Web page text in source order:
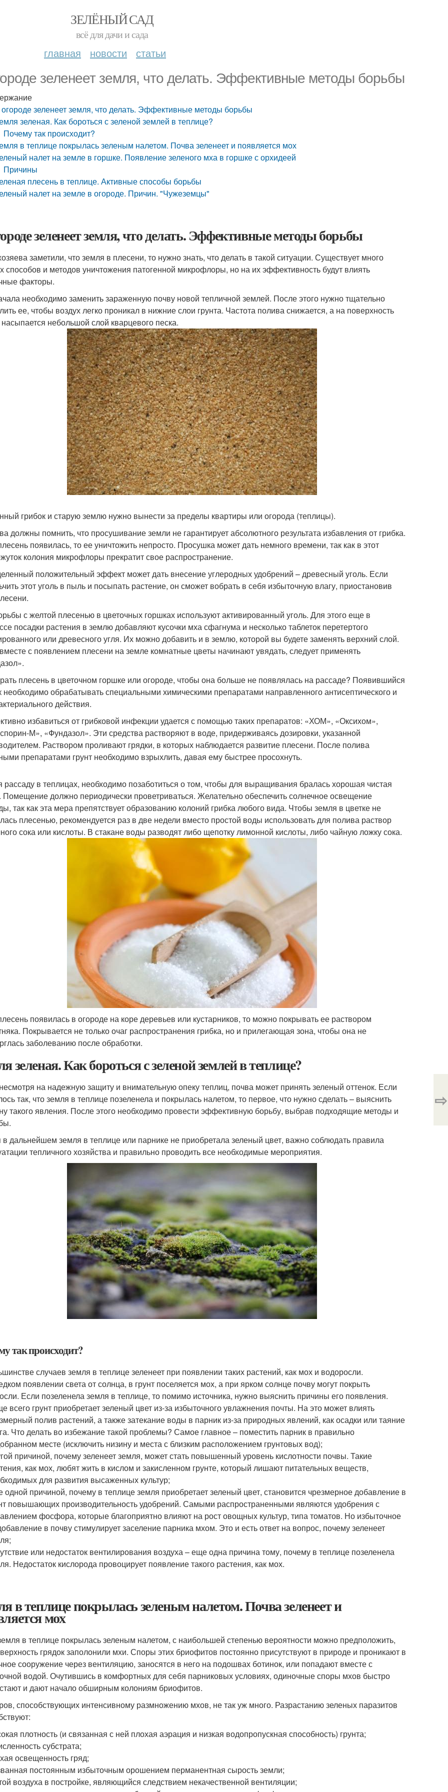
ЗЕЛЁНЫЙ САД
всё для дачи и сада
главная новости статьи
зеленеет земля, что делать. Эффективные методы борьбы
зеленеет земля, что делать. Эффективные методы борьбы
зеленая. Как бороться с зеленой землей в теплице?
Почему так происходит?
в теплице покрылась зеленым налетом. Почва зеленеет и появляется мох
налет на земле в горшке. Появление зеленого мха в горшке с орхидеей
Причины
плесень в теплице. Активные способы борьбы
налет на земле в огороде. Причин. "Чужеземцы"
зеленеет земля, что делать. Эффективные методы борьбы
заметили, что земля в плесени, то нужно знать, что делать в такой ситуации. Существует много
способов и методов уничтожения патогенной микрофлоры, но на их эффективность будут влиять
факторы.
необходимо заменить зараженную почву новой тепличной землей. После этого нужно тщательно
ее, чтобы воздух легко проникал в нижние слои грунта. Частота полива снижается, а на поверхность
небольшой слой кварцевого песка.
грибок и старую землю нужно вынести за пределы квартиры или огорода (теплицы).
должны помнить, что просушивание земли не гарантирует абсолютного результата избавления от грибка.
появилась, то ее уничтожить непросто. Просушка может дать немного времени, так как в этот
колония микрофлоры прекратит свое распространение.
положительный эффект может дать внесение углеродных удобрений – древесный уголь. Если
этот уголь в пыль и посыпать растение, он сможет вобрать в себя избыточную влагу, приостановив
с желтой плесенью в цветочных горшках используют активированный уголь. Для этого еще в
посадки растения в землю добавляют кусочки мха сфагнума и несколько таблеток перетертого
или древесного угля. Их можно добавить и в землю, которой вы будете заменять верхний слой.
с появлением плесени на земле комнатные цветы начинают увядать, следует применять
плесень в цветочном горшке или огороде, чтобы она больше не появлялась на рассаде? Появившийся
необходимо обрабатывать специальными химическими препаратами направленного антисептического и
действия.
избавиться от грибковой инфекции удается с помощью таких препаратов: «ХОМ», «Оксихом»,
М», «Фундазол». Эти средства растворяют в воде, придерживаясь дозировки, указанной
Раствором проливают грядки, в которых наблюдается развитие плесени. После полива
препаратами грунт необходимо взрыхлить, давая ему быстрее просохнуть.
рассаду в теплицах, необходимо позаботиться о том, чтобы для выращивания бралась хорошая чистая
Помещение должно периодически проветриваться. Желательно обеспечить солнечное освещение
так как эта мера препятствует образованию колоний грибка любого вида. Чтобы земля в цветке не
плесенью, рекомендуется раз в две недели вместо простой воды использовать для полива раствор
сока или кислоты. В стакане воды разводят либо щепотку лимонной кислоты, либо чайную ложку сока.
появилась в огороде на коре деревьев или кустарников, то можно покрывать ее раствором
Покрывается не только очаг распространения грибка, но и прилегающая зона, чтобы она не
заболеванию после обработки.
зеленая. Как бороться с зеленой землей в теплице?
на надежную защиту и внимательную опеку теплиц, почва может принять зеленый оттенок. Если
так, что земля в теплице позеленела и покрылась налетом, то первое, что нужно сделать – выяснить
такого явления. После этого необходимо провести эффективную борьбу, выбрав подходящие методы и
дальнейшем земля в теплице или парнике не приобретала зеленый цвет, важно соблюдать правила
тепличного хозяйства и правильно проводить все необходимые мероприятия.
так происходит?
случаев земля в теплице зеленеет при появлении таких растений, как мох и водоросли.
появлении света от солнца, в грунт поселяется мох, а при ярком солнце почву могут покрыть
Если позеленела земля в теплице, то помимо источника, нужно выяснить причины его появления.
всего грунт приобретает зеленый цвет из-за избыточного увлажнения почты. На это может влиять
полив растений, а также затекание воды в парник из-за природных явлений, как осадки или таяние
Что делать во избежание такой проблемы? Самое главное – поместить парник в правильно
месте (исключить низину и места с близким расположением грунтовых вод);
причиной, почему зеленеет земля, может стать повышенный уровень кислотности почвы. Такие
как мох, любят жить в кислом и закисленном грунте, который лишают питательных веществ,
для развития высаженных культур;
одной причиной, почему в теплице земля приобретает зеленый цвет, становится чрезмерное добавление в
повышающих производительность удобрений. Самыми распространенными являются удобрения с
фосфора, которые благоприятно влияют на рост овощных культур, типа томатов. Но избыточное
в почву стимулирует заселение парника мхом. Это и есть ответ на вопрос, почему зеленеет
или недостаток вентилирования воздуха – еще одна причина тому, почему в теплице позеленела
Недостаток кислорода провоцирует появление такого растения, как мох.
в теплице покрылась зеленым налетом. Почва зеленеет и
мох
в теплице покрылась зеленым налетом, с наибольшей степенью вероятности можно предположить,
грядок заполонили мхи. Споры этих бриофитов постоянно присутствуют в природе и проникают в
сооружение через вентиляцию, заносятся в него на подошвах ботинок, или попадают вместе с
водой. Очутившись в комфортных для себя парниковых условиях, одиночные споры мхов быстро
и дают начало обширным колониям бриофитов.
способствующих интенсивному размножению мхов, не так уж много. Разрастанию зеленых паразитов
плотность (и связанная с ней плохая аэрация и низкая водопропускная способность) грунта;
субстрата;
освещенность гряд;
постоянным избыточным орошением перманентная сырость земли;
воздуха в постройке, являющийся следствием некачественной вентиляции;
⇨